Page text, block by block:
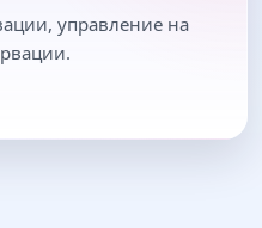
управление на